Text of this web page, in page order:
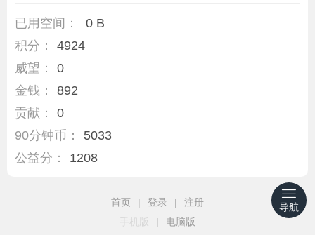
已用空间：
0 B
积分：
4924
威望：
0
金钱：
892
贡献：
0
90分钟币：
5033
公益分：
1208
首页 | 登录 |
注册
手机版
| 电脑版
导航